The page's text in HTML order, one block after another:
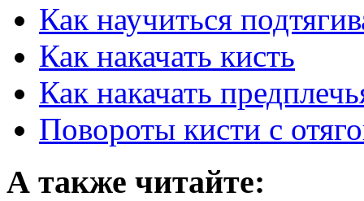
Как научиться
Как накачать кисть
Как накачать
Повороты кисти с
А также читайте: